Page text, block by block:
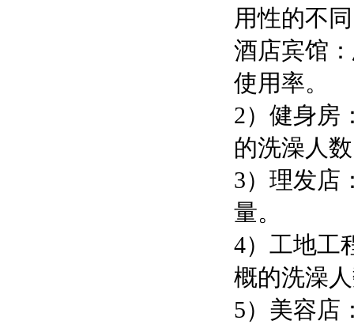
用性的不
酒店宾馆
使用率。
2）健身房
的洗澡人
3）理发店
量。
4）工地工
概的洗澡
5）美容店